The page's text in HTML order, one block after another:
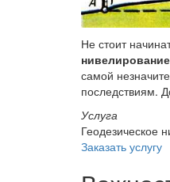
Не стоит
нивелирование
самой
последствиям.
Услуга
Геодезическое
Заказать услугу